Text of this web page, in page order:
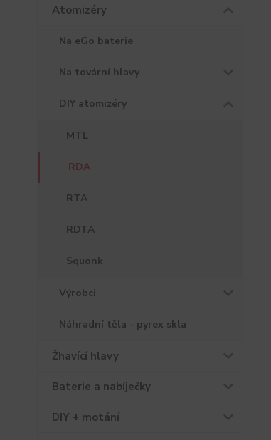
Atomizéry
Na eGo baterie
Na tovární hlavy
DIY atomizéry
MTL
RDA
RTA
RDTA
Squonk
Výrobci
Náhradní těla - pyrex skla
Žhavící hlavy
Baterie a nabíječky
DIY + motání